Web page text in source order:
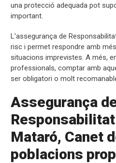
una protecció adequada pot
important.
L’assegurança de
risc i permet respondre amb
situacions imprevistes. A més,
professionals, comptar amb
ser obligatori o molt
Assegurança
Mataró, Canet
poblacions